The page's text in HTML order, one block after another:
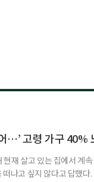
…’ 고령 가구 40%
재 살고 있는 집에서 계
나고 싶지 않다고 답했